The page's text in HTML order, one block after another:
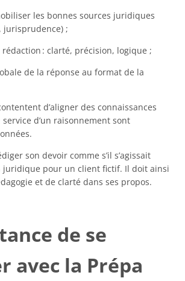
les bonnes sources juridiques
jurisprudence) ;
: clarté, précision, logique ;
de la réponse au format de la
d’aligner des connaissances
d’un raisonnement sont
son devoir comme s’il s’agissait
juridique pour un client fictif. Il doit ainsi
et de clarté dans ses propos.
de se
avec la Prépa